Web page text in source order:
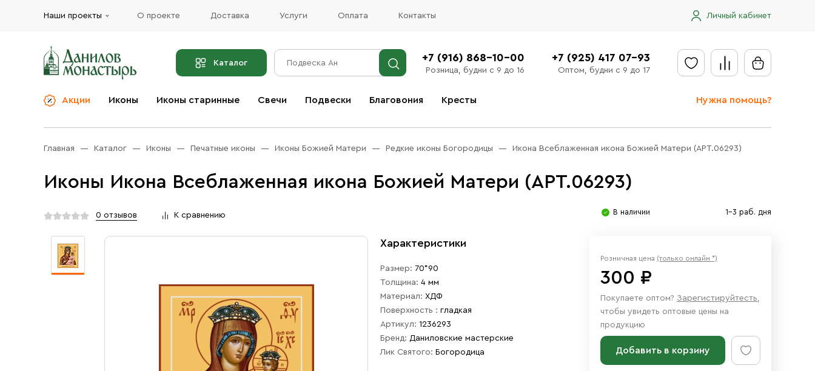
Наши проекты О проекте Доставка Услуги Оплата Контакты Личный кабинет
Каталог +7 (916) 868-10-00
Розница, будни с 9 до 16
+7 (925) 417 07-93
Оптом, будни с 9 до 17
Акции Иконы Иконы старинные Свечи Подвески Благовония Кресты Нужна помощь?
Отправить заявку
Церковная утварь
Иконы
Ювелирные изделия
Бренды
Услуги
Главная Каталог Иконы Печатные иконы Иконы Божией Матери Редкие иконы Богородицы Икона Всеблаженная икона Божией Матери (АРТ.06293)
Иконы Икона Всеблаженная икона Божией Матери (АРТ.06293)
0 отзывов К сравнению В наличии 1-3 раб. дня
Характеристики
Размер: 70*90
Толщина: 4 мм
Материал: ХДФ
Поверхность : гладкая
Артикул: 1236293
Бренд: Даниловские мастерские
Лик Святого: Богородица
Розничная цена (только онлайн *)
300 ₽
Покупаете оптом? Зарегистируйтесть,
чтобы увидеть оптовые цены на
продукцию
Добавить в корзину